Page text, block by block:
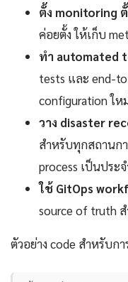
ตั้ง monitoring
ค่อยตั้ง ให้เก็บ
ทำ automated
tests และ end-
configuration ให
วาง disaster
สำหรับทุกสถานก
process เป็นประ
ใช้ GitOps
source of truth
ตัวอย่าง code สำหรับกา